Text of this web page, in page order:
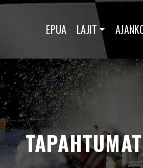
EPUA LAJIT
TAPAHTUMAT